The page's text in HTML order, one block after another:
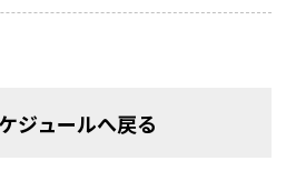
ジュールへ戻る